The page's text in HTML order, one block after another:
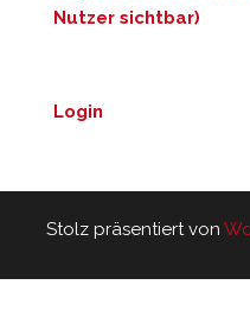
Nutzer sichtbar)
Login
Stolz präsentiert von